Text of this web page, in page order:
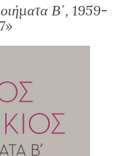
Β΄, 1959-